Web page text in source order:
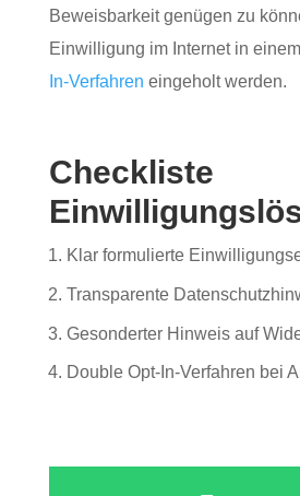
Beweisbarkeit genügen zu
Einwilligung im Internet in
In-Verfahren eingeholt werden.
Checkliste
Klar formulierte
Transparente
Gesonderter Hinweis auf
Double Opt-In-Verfahren bei